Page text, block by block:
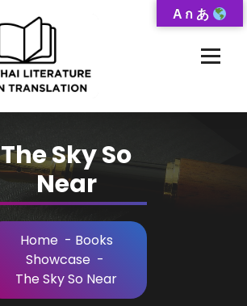
The Sky So
Near
Home- Books
Showcase-
The Sky So Near
A ก あ